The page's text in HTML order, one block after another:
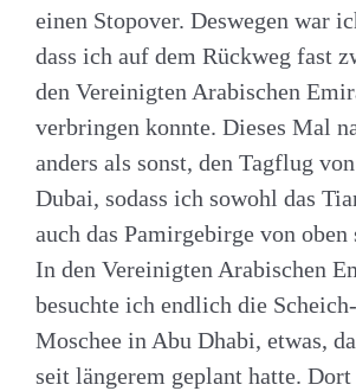
einen Stopover. Deswegen war
dass ich auf dem Rückweg fast
den Vereinigten Arabischen
verbringen konnte. Dieses Mal
anders als sonst, den Tagflug
Dubai, sodass ich sowohl das
auch das Pamirgebirge von oben
In den Vereinigten Arabischen
besuchte ich endlich die
Moschee in Abu Dhabi, etwas,
seit längerem geplant hatte.